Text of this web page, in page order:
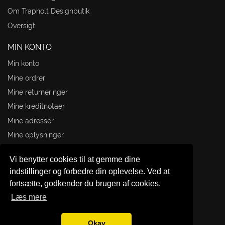
Vi benytter cookies til at gemme dine
indstillinger og forbedre din oplevelse. Ved at
fortsætte, godkender du brugen af cookies.
Læs mere
Okay
Om Trapholt Designbutik
Oversigt
MIN KONTO
Min konto
Mine ordrer
Mine returneringer
Mine kreditnotaer
Mine adresser
Mine oplysninger
TRAPHOLT DESIGNBUTIK
Æblehaven 23
6000 Kolding
+45 20 36 45 75